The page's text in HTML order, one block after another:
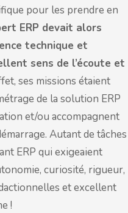
pour les prendre en
ERP devait alors
technique et
sens de l’écoute et
ses missions étaient
de la solution ERP
et/ou accompagnent
Autant de tâches
ERP qui exigeaient
curiosité, rigueur,
et excellent
!